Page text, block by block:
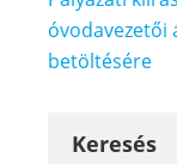
óvodavezetői
betöltésére
Keresés